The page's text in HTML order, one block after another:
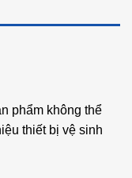
phẩm không thể
thiết bị vệ sinh